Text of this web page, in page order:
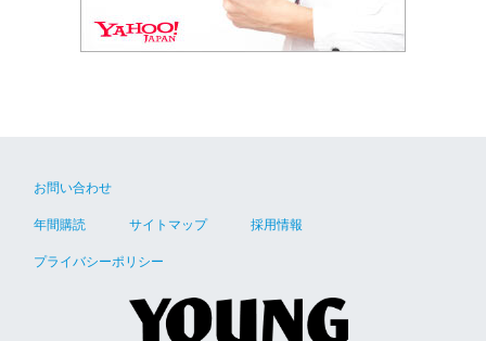
お問い合わせ
年間購読 サイトマップ 採用情報
プライバシーポリシー